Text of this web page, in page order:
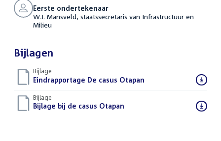
Eerste ondertekenaar
W.J. Mansveld, staatssecretaris van Infrastructuur en
Milieu
Bijlagen
Bijlage
Download
bestand:
Eindrapportage De casus Otapan
Bijlage
Download
Bijlage bij de casus Otapan